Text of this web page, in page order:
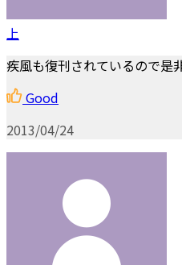
上
疾風も復刊されているので是
Good
2013/04/24